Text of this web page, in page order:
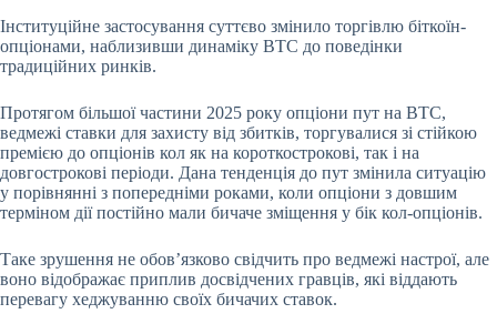
Інституційне застосування суттєво змінило торгівлю біткоїн-
опціонами, наблизивши динаміку BTC до поведінки
традиційних ринків.
Протягом більшої частини 2025 року опціони пут на BTC,
ведмежі ставки для захисту від збитків, торгувалися зі стійкою
премією до опціонів кол як на короткострокові, так і на
довгострокові періоди. Дана тенденція до пут змінила ситуацію
у порівнянні з попередніми роками, коли опціони з довшим
терміном дії постійно мали бичаче зміщення у бік кол-опціонів.
Таке зрушення не обов’язково свідчить про ведмежі настрої, але
воно відображає приплив досвідчених гравців, які віддають
перевагу хеджуванню своїх бичачих ставок.